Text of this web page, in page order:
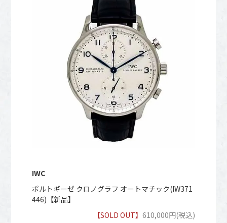
IWC
ポルトギーゼ クロノグラフ オートマチック(IW371
446)【新品】
【SOLD OUT】610,000円(税込)